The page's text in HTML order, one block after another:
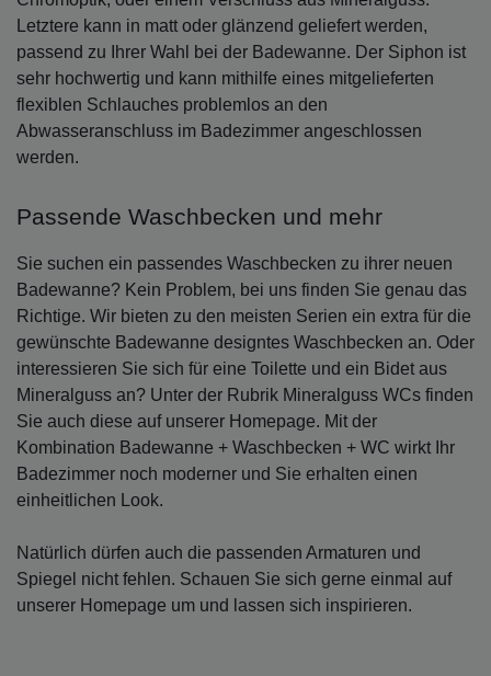
Letztere kann in matt oder glänzend geliefert werden,
passend zu Ihrer Wahl bei der Badewanne. Der Siphon ist
sehr hochwertig und kann mithilfe eines mitgelieferten
flexiblen Schlauches problemlos an den
Abwasseranschluss im Badezimmer angeschlossen
werden.
Passende Waschbecken und mehr
Sie suchen ein passendes Waschbecken zu ihrer neuen
Badewanne? Kein Problem, bei uns finden Sie genau das
Richtige. Wir bieten zu den meisten Serien ein extra für die
gewünschte Badewanne designtes Waschbecken an. Oder
interessieren Sie sich für eine Toilette und ein Bidet aus
Mineralguss an? Unter der Rubrik Mineralguss WCs finden
Sie auch diese auf unserer Homepage. Mit der
Kombination Badewanne + Waschbecken + WC wirkt Ihr
Badezimmer noch moderner und Sie erhalten einen
einheitlichen Look.
Natürlich dürfen auch die passenden Armaturen und
Spiegel nicht fehlen. Schauen Sie sich gerne einmal auf
unserer Homepage um und lassen sich inspirieren.